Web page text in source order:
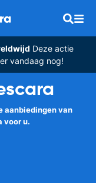
Deze actie
vandaag nog!
aanbiedingen van
voor u.